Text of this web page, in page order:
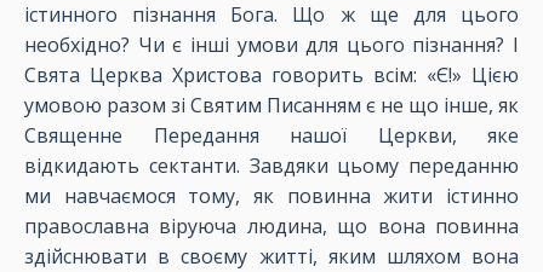
істинного пізнання Бога. Що ж ще для цього
необхідно? Чи є інші умови для цього пізнання? І
Свята Церква Христова говорить всім: «Є!» Цією
умовою разом зі Святим Писанням є не що інше, як
Священне Передання нашої Церкви, яке
відкидають сектанти. Завдяки цьому переданню
ми навчаємося тому, як повинна жити істинно
православна віруюча людина, що вона повинна
здійснювати в своєму житті, яким шляхом вона